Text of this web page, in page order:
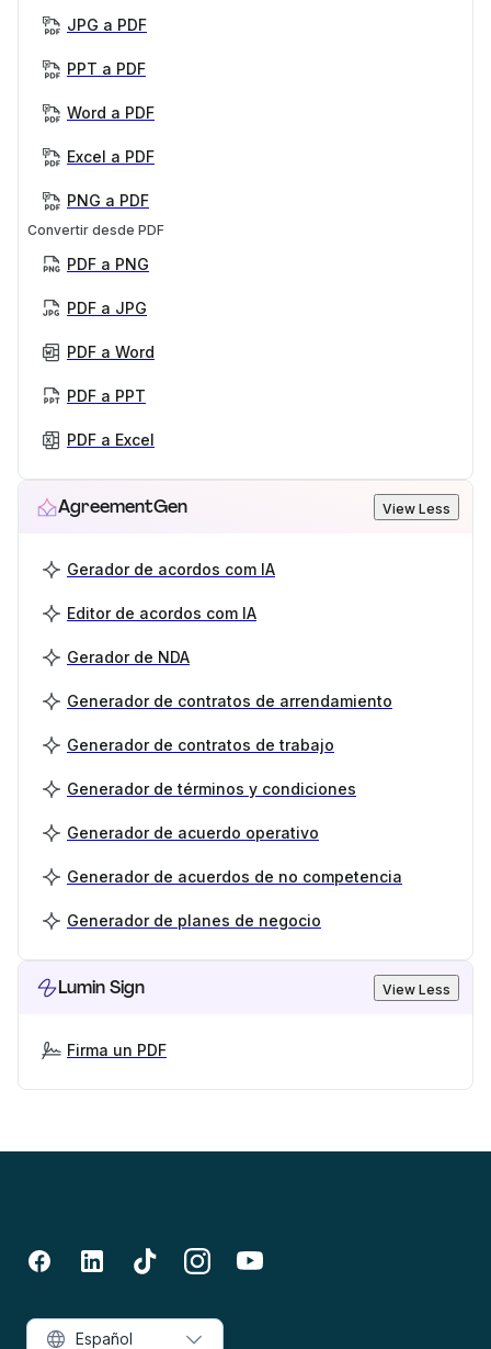
JPG a PDF
PPT a PDF
Word a PDF
Excel a PDF
PNG a PDF
Convertir desde PDF
PDF a PNG
PDF a JPG
PDF a Word
PDF a PPT
PDF a Excel
AgreementGen View Less
Gerador de acordos com IA
Editor de acordos com IA
Gerador de NDA
Generador de contratos de arrendamiento
Generador de contratos de trabajo
Generador de términos y condiciones
Generador de acuerdo operativo
Generador de acuerdos de no competencia
Generador de planes de negocio
Lumin Sign View Less
Firma un PDF
Español